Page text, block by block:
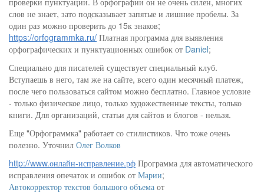
слов не знает, зато подсказывает запятые и лишние пробелы. За
один раз можно проверить до 15к знаков;
https://orfogrammka.ru/ Платная программа для выявления
орфографических и пунктуационных ошибок от Daniel;
Специально для писателей существует специальный клуб.
Вступаешь в него, там же на сайте, всего один месячный платеж,
после чего пользоваться сайтом можно бесплатно. Главное условие
- только физическое лицо, только художественные тексты, только
книги. Для организаций, статьи для сайтов и блогов - нельзя.
Еще "Орфограммка" работает со стилистиков. Что тоже очень
полезно. Уточнил Олег Волков
http://www.онлайн-исправление.рф Программа для автоматического
исправления опечаток и ошибок от Марии;
Автокорректор текстов большого объема от